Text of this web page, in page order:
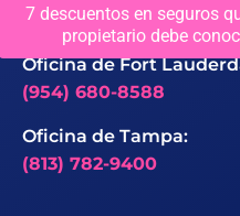
7 descuentos en seguros
propietario debe
Número de
Oficina de Fort
(954) 680-8588
Oficina de Tampa:
(813) 782-9400